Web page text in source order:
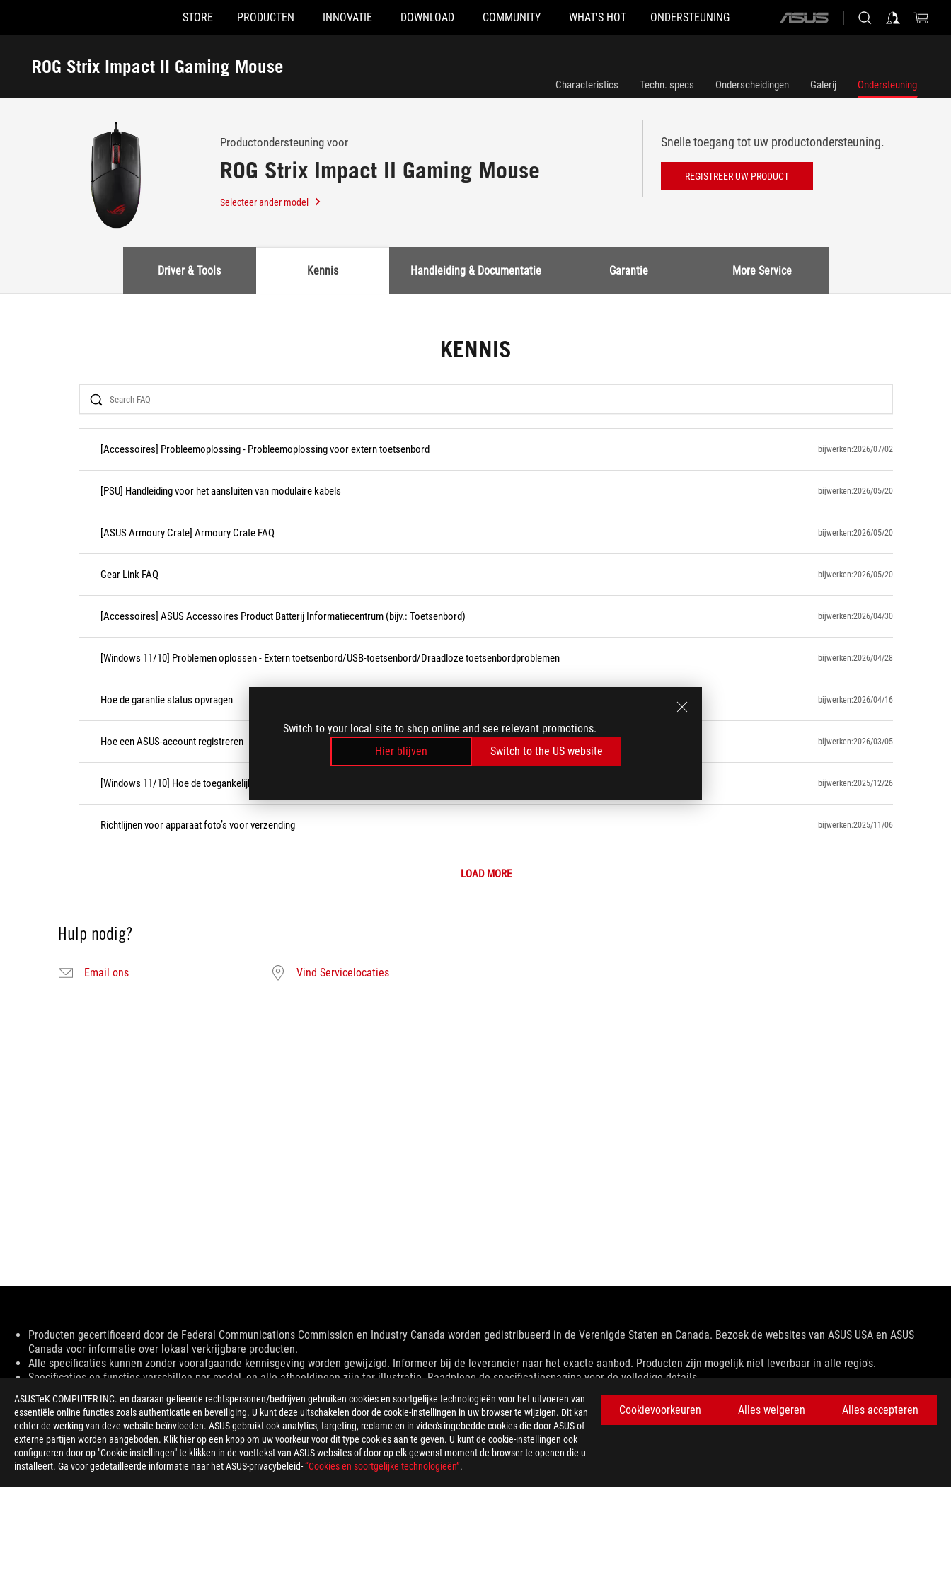
ASUSTeK COMPUTER INC. en daaraan gelieerde rechtspersonen/bedrijven gebruiken cookies en soortgelijke technologieën voor het uitvoeren van
essentiële online functies zoals authenticatie en beveiliging. U kunt deze uitschakelen door de cookie-instellingen in uw browser te wijzigen. Dit kan
echter de werking van deze website beïnvloeden. ASUS gebruikt ook analytics, targeting, reclame en in video's ingebedde cookies die door ASUS of
externe partijen worden aangeboden. Klik hier op een knop om uw voorkeur voor dit type cookies aan te geven. U kunt de cookie-instellingen ook
configureren door op "Cookie-instellingen" te klikken in de voettekst van ASUS-websites of door op elk gewenst moment de browser te openen die u
installeert. Ga voor gedetailleerde informatie naar het ASUS-privacybeleid-“Cookies en soortgelijke technologieën”.
Cookievoorkeuren Alles weigeren Alles accepteren
Switch to your local site to shop online and see relevant promotions.
Hier blijven
Switch to the US website
Accessibility links
STORE PRODUCTEN INNOVATIE DOWNLOAD COMMUNITY WHAT'S HOT ONDERSTEUNING
ASUS
ROG Strix Impact II Gaming Mouse
Ondersteuning
Characteristics Techn. specs Onderscheidingen Galerij Ondersteuning
Productondersteuning voor
ROG Strix Impact II Gaming Mouse
Selecteer ander model
Snelle toegang tot uw productondersteuning.
REGISTREER UW PRODUCT
Driver & Tools Kennis Handleiding & Documentatie Garantie More Service
KENNIS
Search
[Accessoires] Probleemoplossing - Probleemoplossing voor extern toetsenbord bijwerken:2026/07/02
[PSU] Handleiding voor het aansluiten van modulaire kabels bijwerken:2026/05/20
[ASUS Armoury Crate] Armoury Crate FAQ bijwerken:2026/05/20
Gear Link FAQ bijwerken:2026/05/20
[Accessoires] ASUS Accessoires Product Batterij Informatiecentrum (bijv.: Toetsenbord) bijwerken:2026/04/30
[Windows 11/10] Problemen oplossen - Extern toetsenbord/USB-toetsenbord/Draadloze toetsenbordproblemen bijwerken:2026/04/28
Hoe de garantie status opvragen bijwerken:2026/04/16
Hoe een ASUS-account registreren bijwerken:2026/03/05
[Windows 11/10] Hoe de toegankelijkheidstool (Verteller) in- of uit te schakelen bijwerken:2025/12/26
Richtlijnen voor apparaat foto’s voor verzending bijwerken:2025/11/06
LOAD MORE
Hulp nodig?
Email ons Vind Servicelocaties
Disclaimer
Producten gecertificeerd door de Federal Communications Commission en Industry Canada worden gedistribueerd in de Verenigde Staten en Canada. Bezoek de websites van ASUS USA en ASUS
Canada voor informatie over lokaal verkrijgbare producten.
Alle specificaties kunnen zonder voorafgaande kennisgeving worden gewijzigd. Informeer bij de leverancier naar het exacte aanbod. Producten zijn mogelijk niet leverbaar in alle regio's.
Specificaties en functies verschillen per model, en alle afbeeldingen zijn ter illustratie. Raadpleeg de specificatiespagina voor de volledige details.
PCB kleur en meegeleverde softwareversies kunnen zonder voorafgaande kennisgeving worden gewijzigd.
Genoemde merk- en productnamen zijn handelsmerken van hun respectieve bedrijven.
Tenzij anders aangegeven, zijn alle prestatieclaims gebaseerd op theoretische prestaties. Daadwerkelijke cijfers kunnen in praktijksituaties verschillen.
De daadwerkelijke overdrachtssnelheid van USB 3.0, 3.1, 3.2 en/of Type-C is afhankelijk van vele factoren, waaronder de verwerkingssnelheid van het hostapparaat, bestandskenmerken en andere
factoren die verband houden met de systeemconfiguratie en uw gebruiksomgeving.
Wat betreft prijsinformatie heeft ASUS alleen het recht om een adviesprijs vast te stellen. Alle wederverkopers zijn vrij om hun eigen prijs te bepalen.
De prijs is mogelijk exclusief extra kosten, waaronder belasting, verzendkosten, recyclingkosten.